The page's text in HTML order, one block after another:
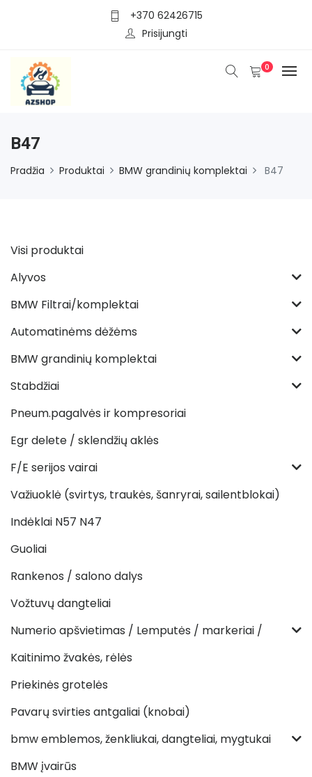
+370 62426715
Prisijungti
0
B47
Pradžia Produktai BMW grandinių komplektai B47
Visi produktai
Alyvos
BMW Filtrai/komplektai
Automatinėms dėžėms
BMW grandinių komplektai
Stabdžiai
Pneum.pagalvės ir kompresoriai
Egr delete / sklendžių aklės
F/E serijos vairai
Važiuoklė (svirtys, traukės, šanryrai, sailentblokai)
Indėklai N57 N47
Guoliai
Rankenos / salono dalys
Vožtuvų dangteliai
Numerio apšvietimas / Lemputės / markeriai /
Kaitinimo žvakės, rėlės
Priekinės grotelės
Pavarų svirties antgaliai (knobai)
bmw emblemos, ženkliukai, dangteliai, mygtukai
BMW įvairūs